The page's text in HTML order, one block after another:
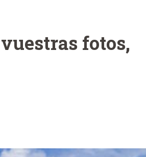
fotos,